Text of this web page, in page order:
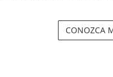
CONOZCA